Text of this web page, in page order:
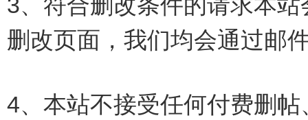
删改页面，我们均会通过邮
4、本站不接受任何付费删